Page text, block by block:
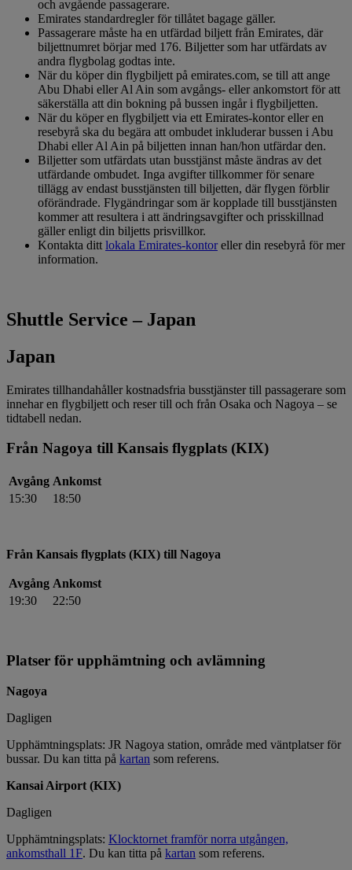
och avgående passagerare.
Emirates standardregler för tillåtet bagage gäller.
Passagerare måste ha en utfärdad biljett från Emirates, där
biljettnumret börjar med 176. Biljetter som har utfärdats av
andra flygbolag godtas inte.
När du köper din flygbiljett på emirates.com, se till att ange
Abu Dhabi eller Al Ain som avgångs- eller ankomstort för att
säkerställa att din bokning på bussen ingår i flygbiljetten.
När du köper en flygbiljett via ett Emirates-kontor eller en
resebyrå ska du begära att ombudet inkluderar bussen i Abu
Dhabi eller Al Ain på biljetten innan han/hon utfärdar den.
Biljetter som utfärdats utan busstjänst måste ändras av det
utfärdande ombudet. Inga avgifter tillkommer för senare
tillägg av endast busstjänsten till biljetten, där flygen förblir
oförändrade. Flygändringar som är kopplade till busstjänsten
kommer att resultera i att ändringsavgifter och prisskillnad
gäller enligt din biljetts prisvillkor.
Kontakta ditt lokala Emirates-kontoreller din resebyrå för mer
information.
Shuttle Service – Japan
Japan
Emirates tillhandahåller kostnadsfria busstjänster till passagerare som
innehar en flygbiljett och reser till och från Osaka och Nagoya – se
tidtabell nedan.
Från Nagoya till Kansais flygplats (KIX)
Avgång Ankomst
15:30
18:50
Från Kansais flygplats (KIX) till Nagoya
Avgång Ankomst
19:30
22:50
Platser för upphämtning och avlämning
Nagoya
Dagligen
Upphämtningsplats: JR Nagoya station, område med väntplatser för
bussar. Du kan titta på kartan som referens.
Kansai Airport (KIX)
Dagligen
Upphämtningsplats: Klocktornet framför norra utgången,
ankomsthall 1F. Du kan titta på kartan som referens.